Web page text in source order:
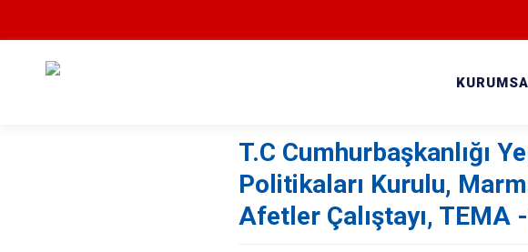
T.C Cumhurbaşkanlığı
Politikaları Kurulu,
Afetler Çalıştayı, TEMA